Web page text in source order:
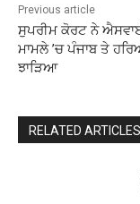
Previous article
ਸੁਪਰੀਮ ਕੋਰਟ ਨੇ
ਮਾਮਲੇ ’ਚ ਪੰਜਾਬ ਤੇ
ਝਾੜਿਆ
RELATED ARTICLES